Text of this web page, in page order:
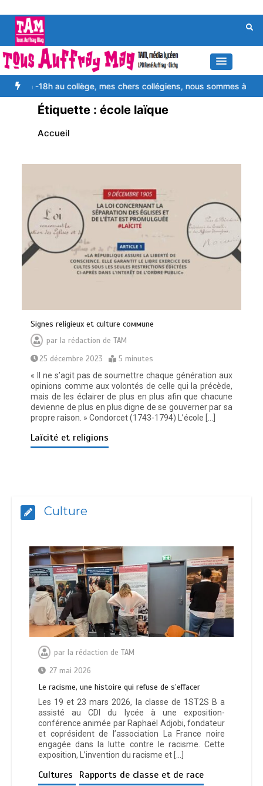
contenu
-18h au collège, mes chers collégiens, nous sommes à vos côtés
Étiquette : école laïque
Accueil
Ѕіgnеѕ rеlіgіеuх еt сulturе соммunе
par la rédaction de TAM
25 décembre 2023
5 minutes
« Il ne s’agit pas de soumettre chaque génération aux
opinions comme aux volontés de celle qui la précède,
mais de les éclairer de plus en plus afin que chacune
devienne de plus en plus digne de se gouverner par sa
propre raison. » Condorcet (1743-1794) L’école […]
Laïcité et religions
Culture
par la rédaction de TAM
27 mai 2026
Le racisme, une histoire qui refuse de s’effacer
Les 19 et 23 mars 2026, la classe de 1ST2S B a
assisté au CDI du lycée à une exposition-
conférence animée par Raphaël Adjobi, fondateur
et coprésident de l’association La France noire
engagée dans la lutte contre le racisme. Cette
exposition, L’invention du racisme et […]
Cultures
Rapports de classe et de race